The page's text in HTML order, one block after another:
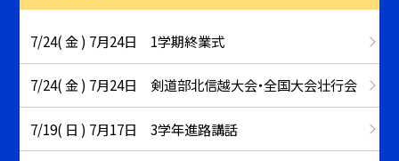
7/24( 金 ) 7月24日 1学期終業式
7/24( 金 ) 7月24日 剣道部北信越大会・全国大会壮行会
7/19( 日 ) 7月17日 3学年進路講話